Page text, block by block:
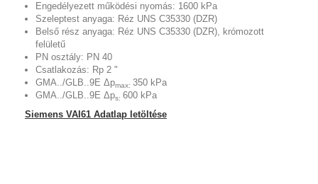
Engedélyezett működési nyomás: 1600 kPa
Szeleptest anyaga: Réz UNS C35330 (DZR)
Belső rész anyaga: Réz UNS C35330 (DZR), krómozott
felületű
PN osztály: PN 40
Csatlakozás: Rp 2 "
GMA../GLB..9E Δpmax: 350 kPa
GMA../GLB..9E Δps: 600 kPa
Siemens VAI61 Adatlap letöltése